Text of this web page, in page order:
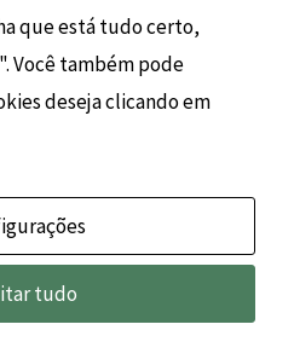
Jokob Smith
que está tudo certo,
Você também pode
deseja clicando em
tudo